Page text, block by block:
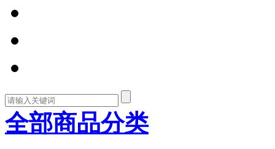
全部商品分类